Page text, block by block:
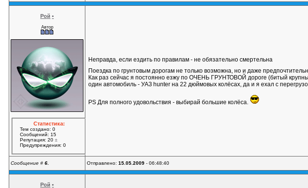
Рой •
Автор
Статистика:
Тем создано: 0
Сообщений: 15
Репутация: 20±
Предупреждения: 0
Неправда, если ездить по правилам - не обязательно смертельна
Поездка по грунтовым дорогам не только возможна, но и даже
Как раз сейчас я постоянно езжу по ОЧЕНЬ ГРУНТОВОЙ дороге (битый
один автомобиль - УАЗ hunter на 22 дюймовых колёсах, да и я ехал с
PS Для полного удовольствия - выбирай большие колёса.
Сообщение # 6. Отправлено: 15.05.2009 - 06:48:40
Рой •